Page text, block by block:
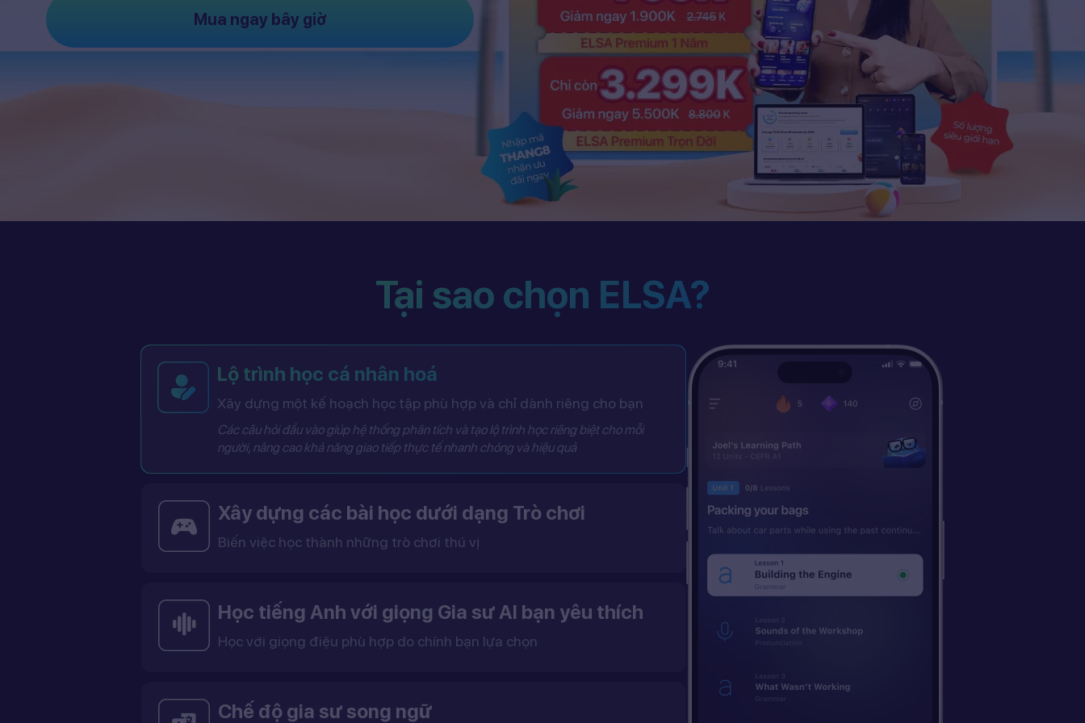
Mua ngay bây giờ
Tại sao chọn ELSA?
Lộ trình học cá nhân hoá
Xây dựng một kế hoạch học tập phù hợp và chỉ dành riêng cho bạn
Các câu hỏi đầu vào giúp hệ thống phân tích và tạo lộ trình học riêng biệt cho mỗi
người, nâng cao khả năng giao tiếp thực tế nhanh chóng và hiệu quả
Xây dựng các bài học dưới dạng Trò chơi
Biến việc học thành những trò chơi thú vị
Học tiếng Anh với giọng Gia sư AI bạn yêu thích
Học với giọng điệu phù hợp do chính bạn lựa chọn
Chế độ gia sư song ngữ